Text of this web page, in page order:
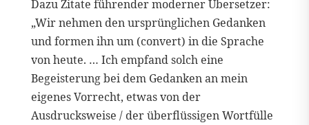
Dazu Zitate führender moderner Übersetzer:
„Wir nehmen den ursprünglichen Gedanken
und formen ihn um (convert) in die Sprache
von heute. … Ich empfand solch eine
Begeisterung bei dem Gedanken an mein
eigenes Vorrecht, etwas von der
Ausdrucksweise / der überflüssigen Wortfülle